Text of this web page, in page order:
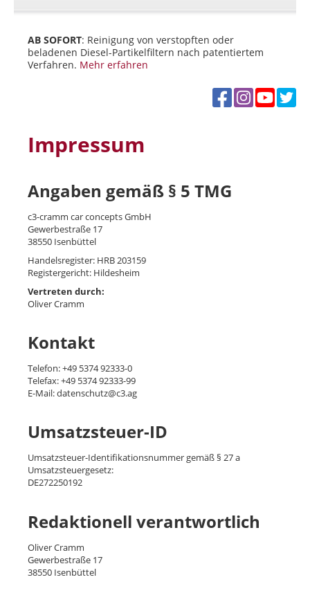
Home
DPF-Reinigung
Privatpersonen
Newsletter
News
Jobs
Deutsch
Français
AB SOFORT: Reinigung von verstopften oder
beladenen Diesel-Partikelfiltern nach patentiertem
Verfahren. Mehr erfahren
Impressum
Angaben gemäß § 5 TMG
c3-cramm car concepts GmbH
Gewerbestraße 17
38550 Isenbüttel
Handelsregister: HRB 203159
Registergericht: Hildesheim
Vertreten durch:
Oliver Cramm
Kontakt
Telefon: +49 5374 92333-0
Telefax: +49 5374 92333-99
E-Mail:datenschutz@c3.ag
Umsatzsteuer-ID
Umsatzsteuer-Identifikationsnummer gemäß § 27 a
Umsatzsteuergesetz:
DE272250192
Redaktionell verantwortlich
Oliver Cramm
Gewerbestraße 17
38550 Isenbüttel